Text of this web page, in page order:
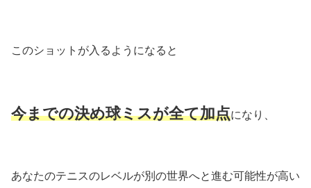
このショットが入るようになると
今までの決め球ミスが全て加点になり、
あなたのテニスのレベルが別の世界へと進む可能性が高い